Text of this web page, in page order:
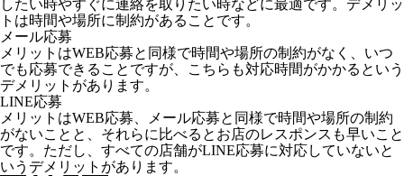
したい時やすぐに連絡を取りたい時などに最適です。デメリッ
トは時間や場所に制約があることです。
メール応募
メリットはWEB応募と同様で時間や場所の制約がなく、いつ
でも応募できることですが、こちらも対応時間がかかるという
デメリットがあります。
LINE応募
メリットはWEB応募、メール応募と同様で時間や場所の制約
がないことと、それらに比べるとお店のレスポンスも早いこと
です。ただし、すべての店舗がLINE応募に対応していないと
いうデメリットがあります。